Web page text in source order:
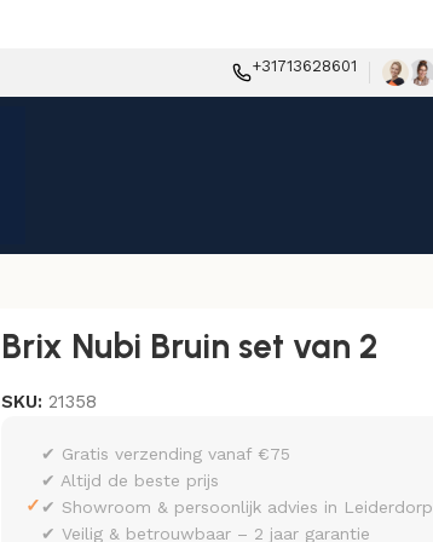
+31713628601
Brix Nubi Bruin set van 2
SKU:21358
✓
✔ Gratis verzending vanaf €75
✔ Altijd de beste prijs
✔ Showroom & persoonlijk advies in Leiderdorp
✔ Veilig & betrouwbaar – 2 jaar garantie